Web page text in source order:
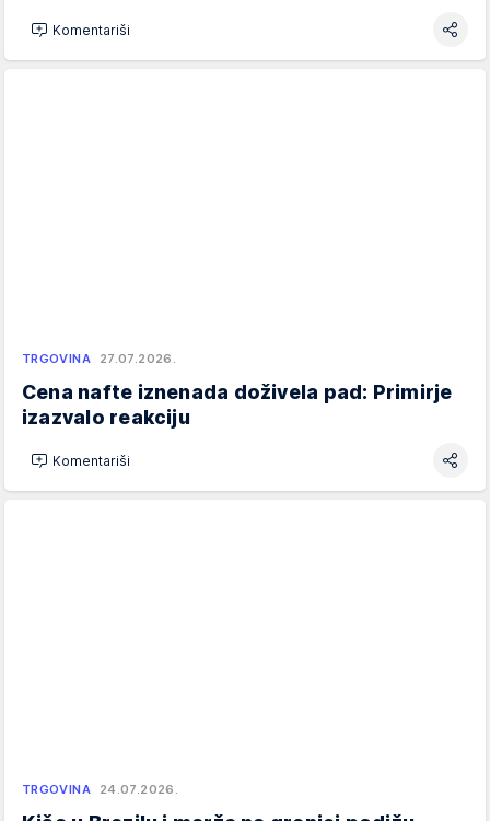
Komentariši
TRGOVINA 27.07.2026.
Cena nafte iznenada doživela pad: Primirje
izazvalo reakciju
Komentariši
TRGOVINA 24.07.2026.